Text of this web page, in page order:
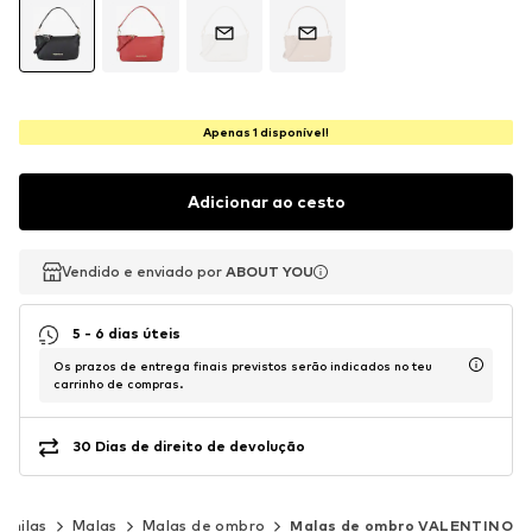
Apenas 1 disponível!
Adicionar ao cesto
Vendido e enviado por ABOUT YOU
Vendido e enviado por ABOUT YOU
5 - 6 dias úteis
Os prazos de entrega finais previstos serão indicados no teu
carrinho de compras.
30 Dias de direito de devolução
Malas Malas de ombro Malas de ombro VALENTINO